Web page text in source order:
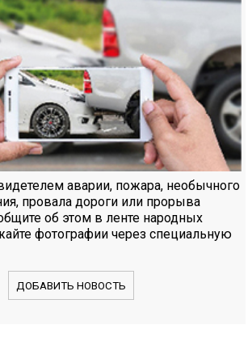
аварии, пожара, необычного
провала дороги или прорыва
об этом в ленте народных
фотографии через специальную
ДОБАВИТЬ НОВОСТЬ